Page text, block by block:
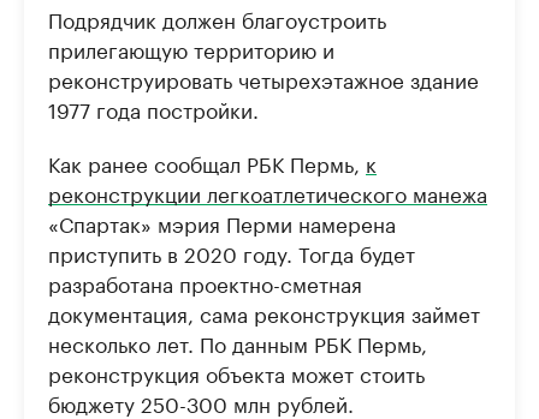
Подрядчик должен благоустроить
прилегающую территорию и
реконструировать четырехэтажное здание
1977 года постройки.
Как ранее сообщал РБК Пермь, к
реконструкции легкоатлетического манежа
«Спартак» мэрия Перми намерена
приступить в 2020 году. Тогда будет
разработана проектно-сметная
документация, сама реконструкция займет
несколько лет. По данным РБК Пермь,
реконструкция объекта может стоить
бюджету 250-300 млн рублей.